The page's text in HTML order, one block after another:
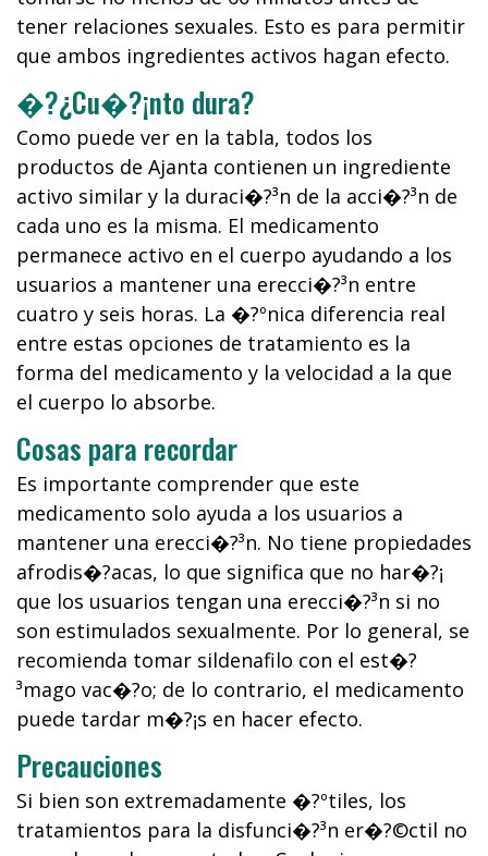
tener relaciones sexuales. Esto es para permitir
que ambos ingredientes activos hagan efecto.
�?¿Cu�?¡nto dura?
Como puede ver en la tabla, todos los
productos de Ajanta contienen un ingrediente
activo similar y la duraci�?³n de la acci�?³n de
cada uno es la misma. El medicamento
permanece activo en el cuerpo ayudando a los
usuarios a mantener una erecci�?³n entre
cuatro y seis horas. La �?ºnica diferencia real
entre estas opciones de tratamiento es la
forma del medicamento y la velocidad a la que
el cuerpo lo absorbe.
Cosas para recordar
Es importante comprender que este
medicamento solo ayuda a los usuarios a
mantener una erecci�?³n. No tiene propiedades
afrodis�?­acas, lo que significa que no har�?¡
que los usuarios tengan una erecci�?³n si no
son estimulados sexualmente. Por lo general, se
recomienda tomar sildenafilo con el est�?
³mago vac�?­o; de lo contrario, el medicamento
puede tardar m�?¡s en hacer efecto.
Precauciones
Si bien son extremadamente �?ºtiles, los
tratamientos para la disfunci�?³n er�?©ctil no